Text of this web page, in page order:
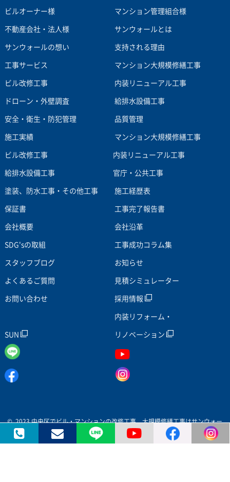
ビルオーナー様 マンション管理組合様
不動産会社・法人様 サンウォールとは
サンウォールの想い 支持される理由
工事サービス マンション大規模修繕工事
ビル改修工事 内装リニューアル工事
ドローン・外壁調査 給排水設備工事
安全・衛生・防犯管理 品質管理
施工実績 マンション大規模修繕工事
ビル改修工事 内装リニューアル工事
給排水設備工事 官庁・公共工事
塗装、防水工事・その他工事 施工経歴表
保証書 工事完了報告書
会社概要 会社沿革
SDG'sの取組 工事成功コラム集
スタッフブログ お知らせ
よくあるご質問 見積シミュレーター
お問い合わせ 採用情報
SUN
内装リフォーム・
リノベーション
© 2023 中央区でビル・マンションの改修工事、大規模修繕工事はサンウォー
ルへ All Rights Reserved.